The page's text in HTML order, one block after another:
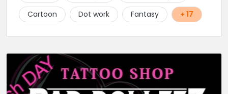
Cartoon
Dot work Fantasy + 17